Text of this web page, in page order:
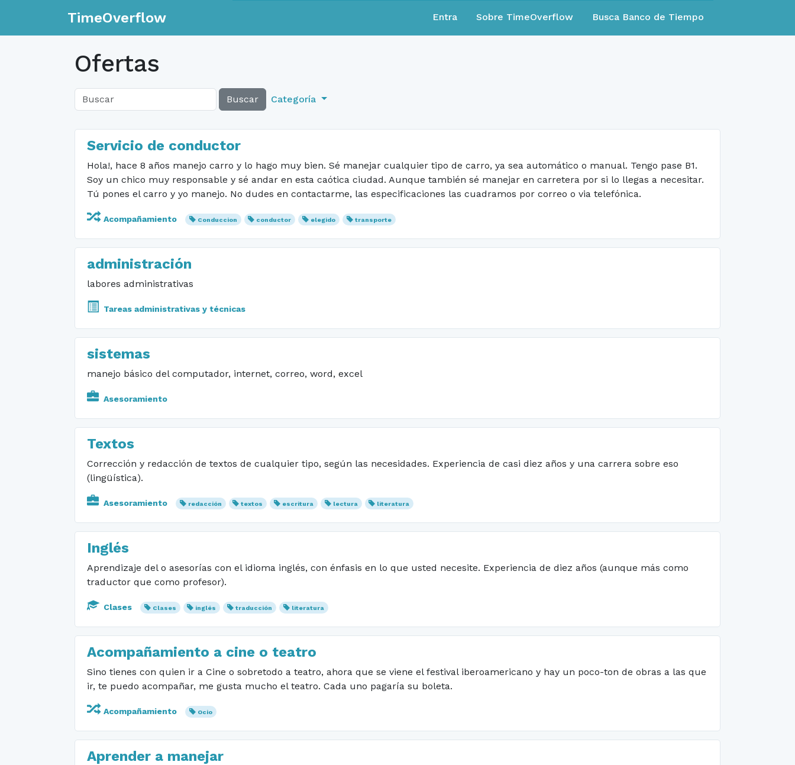
TimeOverflow Entra Sobre TimeOverflow Busca Banco de Tiempo
Ofertas
Buscar Categoría
Servicio de conductor
Hola!, hace 8 años manejo carro y lo hago muy bien. Sé manejar cualquier tipo de carro, ya sea automático o manual. Tengo pase B1.
Soy un chico muy responsable y sé andar en esta caótica ciudad. Aunque también sé manejar en carretera por si lo llegas a necesitar.
Tú pones el carro y yo manejo. No dudes en contactarme, las especificaciones las cuadramos por correo o via telefónica.
Acompañamiento Conduccion conductor elegido transporte
administración
labores administrativas
Tareas administrativas y técnicas
sistemas
manejo básico del computador, internet, correo, word, excel
Asesoramiento
Textos
Corrección y redacción de textos de cualquier tipo, según las necesidades. Experiencia de casi diez años y una carrera sobre eso
(lingüística).
Asesoramiento redacción textos escritura lectura literatura
Inglés
Aprendizaje del o asesorías con el idioma inglés, con énfasis en lo que usted necesite. Experiencia de diez años (aunque más como
traductor que como profesor).
Clases Clases inglés traducción literatura
Acompañamiento a cine o teatro
Sino tienes con quien ir a Cine o sobretodo a teatro, ahora que se viene el festival iberoamericano y hay un poco-ton de obras a las que
ir, te puedo acompañar, me gusta mucho el teatro. Cada uno pagaría su boleta.
Acompañamiento Ocio
Aprender a manejar